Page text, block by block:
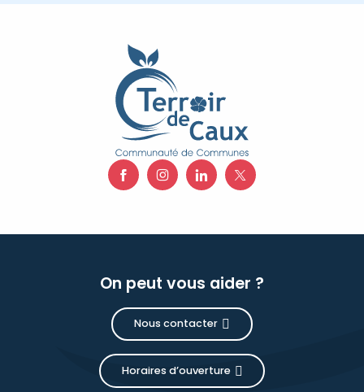
On peut vous aider ?
Nous contacter
Horaires d’ouverture